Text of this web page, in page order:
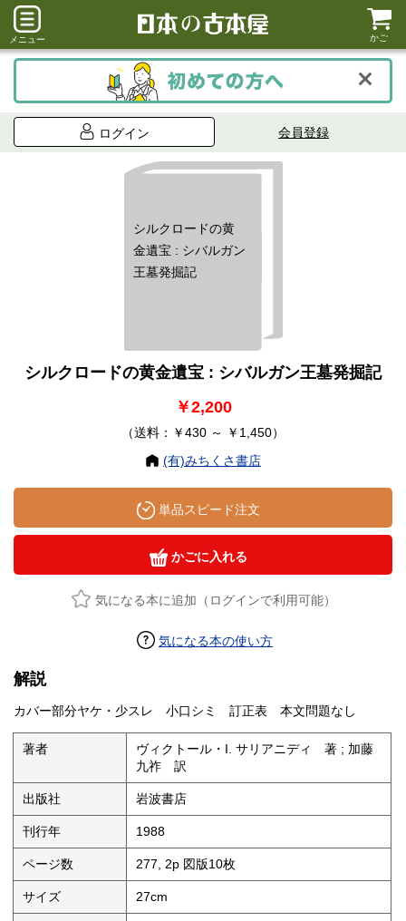
メニュー かご
ログイン 会員登録
シルクロードの黄
金遺宝 : シバルガン
王墓発掘記
シルクロードの黄金遺宝 : シバルガン王墓発掘記
￥2,200
（送料：￥430 ～ ￥1,450）
(有)みちくさ書店
単品スピード注文
かごに入れる
気になる本に追加（ログインで利用可能）
気になる本の使い方
解説
カバー部分ヤケ・少スレ 小口シミ 訂正表 本文問題なし
著者
ヴィクトール・I. サリアニディ 著 ; 加藤
九祚 訳
出版社 岩波書店
刊行年 1988
ページ数 277, 2p 図版10枚
サイズ 27cm